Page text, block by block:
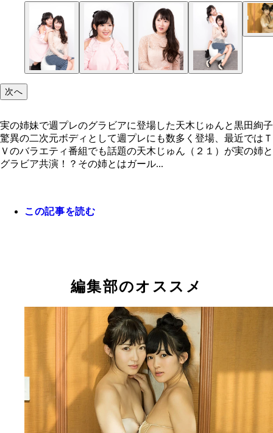
次へ
実の姉妹で週プレのグラビアに登場した天木じゅんと黒田絢子
驚異の二次元ボディとして週プレにも数多く登場、最近ではＴ
Ｖのバラエティ番組でも話題の天木じゅん（２１）が実の姉と
グラビア共演！？その姉とはガール...
この記事を読む
編集部のオススメ